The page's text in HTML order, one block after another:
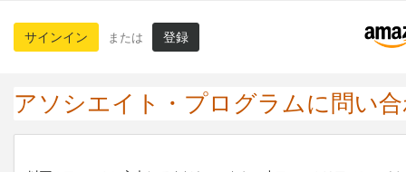
サインイン または 登録
アソシエイト・プログラムに問い